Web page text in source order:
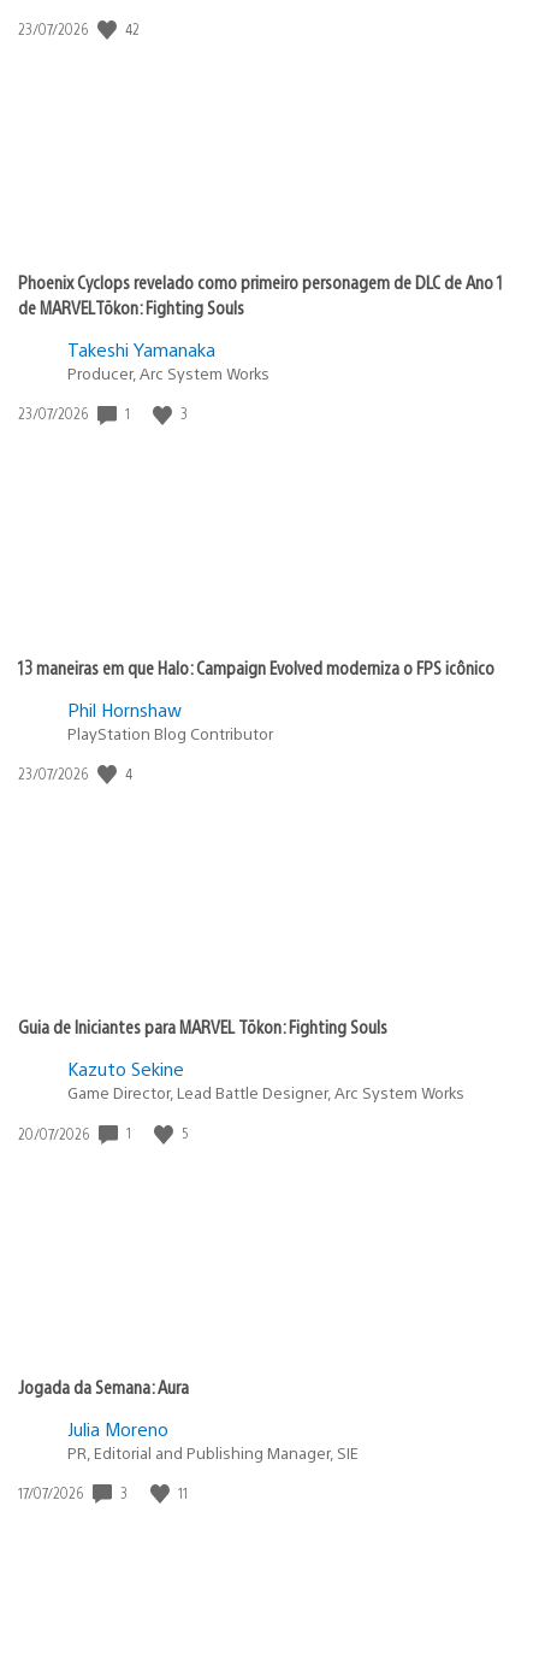
Data
23/07/2026 42
Phoenix Cyclops revelado como primeiro personagem de DLC de Ano 1
de MARVEL Tōkon: Fighting Souls
Takeshi Yamanaka
Producer, Arc System Works
Data
23/07/2026 1 3
13 maneiras em que Halo: Campaign Evolved moderniza o FPS icônico
Phil Hornshaw
PlayStation Blog Contributor
Data
23/07/2026 4
Guia de Iniciantes para MARVEL Tōkon: Fighting Souls
Kazuto Sekine
Game Director, Lead Battle Designer, Arc System Works
Data
20/07/2026 1 5
Jogada da Semana: Aura
Julia Moreno
PR, Editorial and Publishing Manager, SIE
Data
17/07/2026 3 11